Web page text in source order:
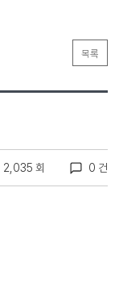
목록
2,035 회 0 건